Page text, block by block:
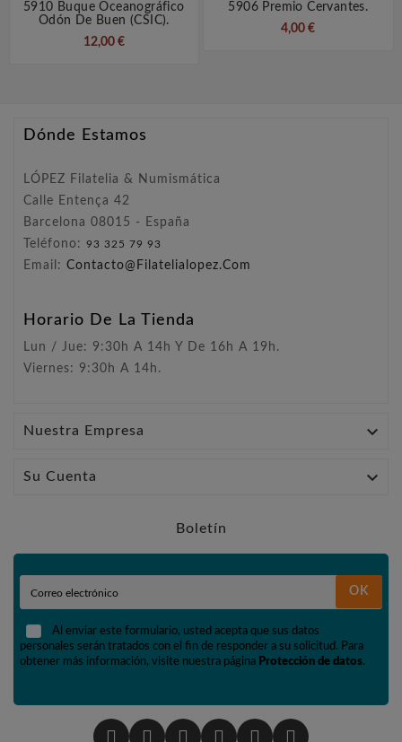
5910 Buque Oceanográfico
Odón De Buen (CSIC).
12,00 €
5906 Premio Cervantes.
4,00 €
Dónde Estamos
LÓPEZ Filatelia & Numismática
Calle Entença 42
Barcelona 08015 - España
Teléfono: 93 325 79 93
Email: Contacto@filatelialopez.com
Horario De La Tienda
Lun / Jue: 9:30h A 14h Y De 16h A 19h.
Viernes: 9:30h A 14h.
Nuestra Empresa 
Su Cuenta 
Boletín
OK
Al enviar este formulario, usted acepta que sus datos
personales serán tratados con el fin de responder a su solicitud. Para
obtener más información, visite nuestra página Protección de datos.